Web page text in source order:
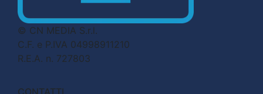
© CN MEDIA S.r.l.
C.F. e P.IVA 04998911210
R.E.A. n. 727803